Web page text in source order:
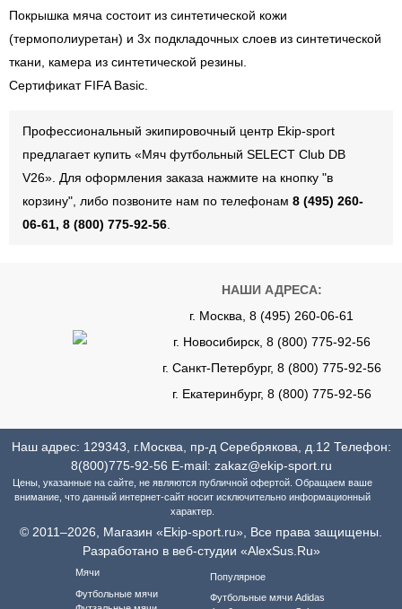
Покрышка мяча состоит из синтетической кожи
(термополиуретан) и 3х подкладочных слоев из синтетической
ткани, камера из синтетической резины.
Сертификат FIFA Basic.
Профессиональный экипировочный центр Ekip-sport
предлагает купить «Мяч футбольный SELECT Club DB
V26». Для оформления заказа нажмите на кнопку "в
корзину", либо позвоните нам по телефонам 8 (495) 260-
06-61, 8 (800) 775-92-56
НАШИ АДРЕСА:
г. Москва, 8 (495) 260-06-61
г. Новосибирск, 8 (800) 775-92-56
г. Санкт-Петербург, 8 (800) 775-92-56
г. Екатеринбург, 8 (800) 775-92-56
Наш адрес: 129343, г.Москва, пр-д Серебрякова, д.12 Телефон:
8(800)775-92-56 E-mail: zakaz@ekip-sport.ru
Цены, указанные на сайте, не являются публичной офертой. Обращаем ваше
внимание, что данный интернет-сайт носит исключительно информационный
характер.
© 2011–2026, Магазин «Ekip-sport.ru», Все права защищены.
Разработано в веб-студии «AlexSus.Ru»
Мячи
Футбольные мячи
Популярное
Футбольные мячи Adidas